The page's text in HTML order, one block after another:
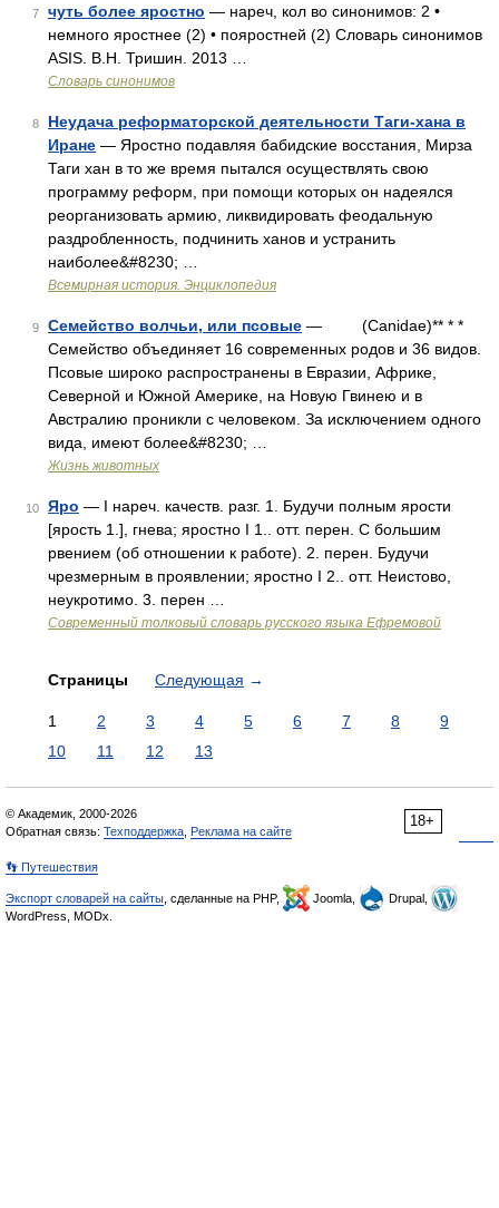
7 чуть более яростно — нареч, кол во синонимов: 2 •
немного яростнее (2) • пояростней (2) Словарь синонимов
ASIS. В.Н. Тришин. 2013 …
Словарь синонимов
8
Неудача реформаторской деятельности Таги-хана в
Иране — Яростно подавляя бабидские восстания, Мирза
Таги хан в то же время пытался осуществлять свою
программу реформ, при помощи которых он надеялся
реорганизовать армию, ликвидировать феодальную
раздробленность, подчинить ханов и устранить
наиболее&#8230; …
Всемирная история. Энциклопедия
9 Семейство волчьи, или псовые — (Canidae)** * *
Семейство объединяет 16 современных родов и 36 видов.
Псовые широко распространены в Евразии, Африке,
Северной и Южной Америке, на Новую Гвинею и в
Австралию проникли с человеком. За исключением одного
вида, имеют более&#8230; …
Жизнь животных
10 Яро — I нареч. качеств. разг. 1. Будучи полным ярости
[ярость 1.], гнева; яростно I 1.. отт. перен. С большим
рвением (об отношении к работе). 2. перен. Будучи
чрезмерным в проявлении; яростно I 2.. отт. Неистово,
неукротимо. 3. перен …
Современный толковый словарь русского языка Ефремовой
Страницы Следующая →
1 2 3 4 5 6 7 8
9
10
11 12 13
18+
© Академик, 2000-2026
Обратная связь: Техподдержка Реклама на сайте
👣 Путешествия
Экспорт словарей на сайты , сделанные на PHP, Joomla,
Drupal,
WordPress, MODx.